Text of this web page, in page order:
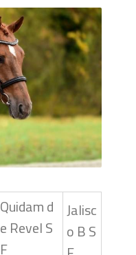
Quidam d
e Revel S
F
Jalisc
o B S